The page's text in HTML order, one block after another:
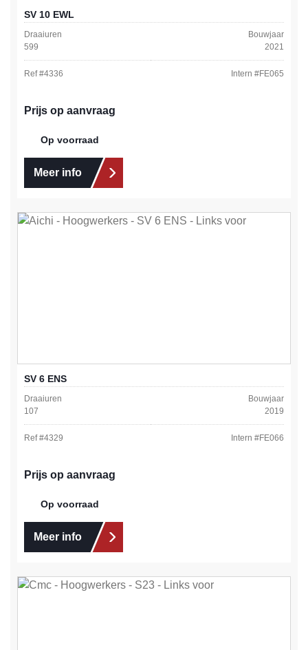
SV 10 EWL
Draaiuren
599
Bouwjaar
2021
Ref #4336 Intern #FE065
Prijs op aanvraag
Op voorraad
Meer info
SV 6 ENS
Draaiuren
107
Bouwjaar
2019
Ref #4329 Intern #FE066
Prijs op aanvraag
Op voorraad
Meer info